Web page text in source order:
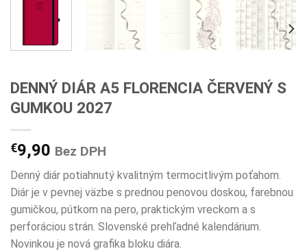
DENNÝ DIÁR A5 FLORENCIA ČERVENÝ S
GUMKOU 2027
€9,90 Bez DPH
Denný diár potiahnutý kvalitným termocitlivým poťahom.
Diár je v pevnej väzbe s prednou penovou doskou, farebnou
gumičkou, pútkom na pero, praktickým vreckom a s
perforáciou strán. Slovenské prehľadné kalendárium.
Novinkou je nová grafika bloku diára.